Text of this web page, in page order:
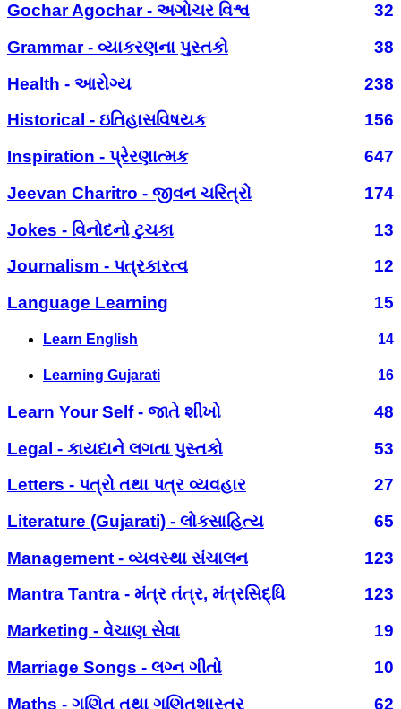
Gochar Agochar - અગોચર વિશ્વ
32
Grammar - વ્યાકરણના પુસ્તકો
38
Health - આરોગ્ય
238
Historical - ઇતિહાસવિષયક
156
Inspiration - પ્રેરણાત્મક
647
Jeevan Charitro - જીવન ચરિત્રો
174
Jokes - વિનોદનો ટુચકા
13
Journalism - પત્રકારત્વ
12
Language Learning
15
Learn English 14
Learning Gujarati 16
Learn Your Self - જાતે શીખો
48
Legal - કાયદાને લગતા પુસ્તકો
53
Letters - પત્રો તથા પત્ર વ્યવહાર
27
Literature (Gujarati) - લોકસાહિત્ય
65
Management - વ્યવસ્થા સંચાલન
123
Mantra Tantra - મંત્ર તંત્ર, મંત્રસિદ્ધિ
123
Marketing - વેચાણ સેવા
19
Marriage Songs - લગ્ન ગીતો
10
Maths - ગણિત તથા ગણિતશાસ્ત્ર
62